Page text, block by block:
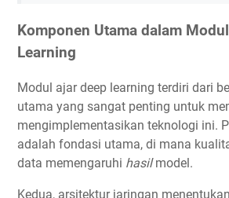
Komponen Utama dalam
Learning
Modul ajar deep learning terdiri dari
utama yang sangat penting untuk
mengimplementasikan teknologi ini.
adalah fondasi utama, di mana
data memengaruhi hasilmodel.
Kedua, arsitektur jaringan